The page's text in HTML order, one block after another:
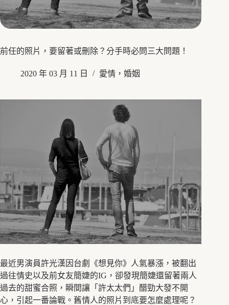
前任的照片，要留著或刪除？分手時必問三大問題！
2020 年 03 月 11 日 愛情，婚姻
最近男演員許光漢因台劇《想見你》人氣暴漲，被翻出
過往情史以及前女友簡婕的IG，卻發現簡婕還留著兩人
過去的甜蜜合照，瞬間讓「許太太們」醋勁大發不開
心，引起一番論戰。舊情人的照片到底要怎麼處理呢？